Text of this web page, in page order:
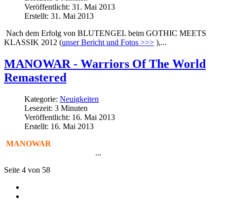
Veröffentlicht: 31. Mai 2013
Erstellt: 31. Mai 2013
Nach dem Erfolg von BLUTENGEL beim GOTHIC MEETS
KLASSIK 2012 (unser Bericht und Fotos >>> ),...
MANOWAR - Warriors Of The World
Remastered
Kategorie: Neuigkeiten
Lesezeit: 3 Minuten
Veröffentlicht: 16. Mai 2013
Erstellt: 16. Mai 2013
MANOWAR
...
Seite 4 von 58